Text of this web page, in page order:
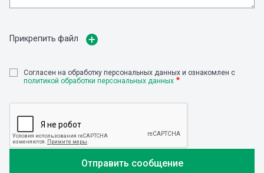
Прикрепить файл
Cогласен на обработку персональных данных и ознакомлен с
политикой обработки персональных данных